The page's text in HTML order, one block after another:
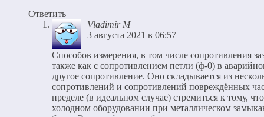
Ответить
Vladimir M
3 августа 2021 в 06:57
Способов измерения, в том числе сопротивления
также как с сопротивлением петли (ф-0) в
другое сопротивление. Оно складывается из
сопротивлений и сопротивлений повреждённых
пределе (в идеальном случае) стремиться к тому,
холодном оборудовании при металлическом